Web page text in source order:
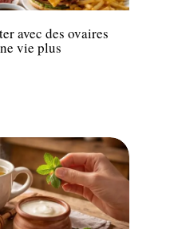
avec des ovaires
vie plus